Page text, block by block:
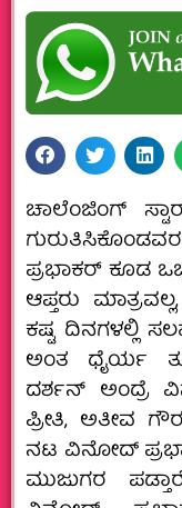
ಚಾಲೆಂಜಿಂಗ್‌
ಪ್ರಭಾಕರ್‌ ಕೂಡ
ಆಪ್ತರು
ಕಷ್ಟ ದಿನಗಳಲ್ಲಿ
ಅಂತ ಧೈರ್ಯ
ದರ್ಶನ್‌ ಅಂದ್ರೆ
ಪ್ರೀತಿ, ಅತೀವ
ನಟ ವಿನೋದ್‌
ಮುಜುಗರ